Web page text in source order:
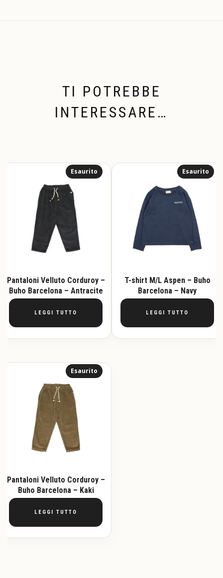
TI POTREBBE
INTERESSARE…
Pantaloni Velluto Corduroy –
Buho Barcelona – Antracite
Esaurito
LEGGI TUTTO
T-shirt M/L Aspen – Buho
Barcelona – Navy
Esaurito
LEGGI TUTTO
Pantaloni Velluto Corduroy –
Buho Barcelona – Kaki
Esaurito
LEGGI TUTTO